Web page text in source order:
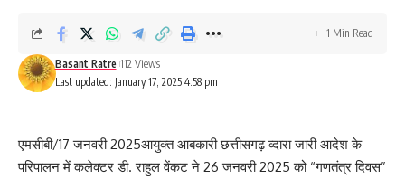
Last updated: January 17, 2025 4:58 pm
Basant Ratre 112 Views
1 Min Read
एमसीबी/17 जनवरी 2025आयुक्त आबकारी छत्तीसगढ़ व्दारा जारी आदेश के
परिपालन में कलेक्टर डी. राहुल वेंकट ने 26 जनवरी 2025 को “गणतंत्र दिवस”